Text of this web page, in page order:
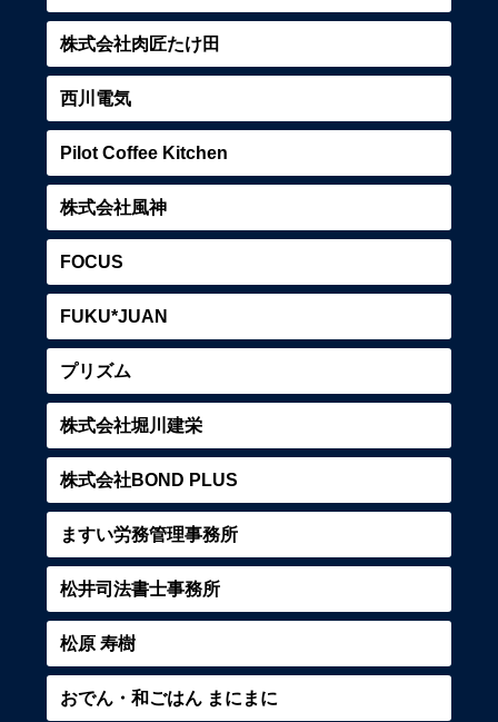
株式会社肉匠たけ田
西川電気
Pilot Coffee Kitchen
株式会社風神
FOCUS
FUKU*JUAN
プリズム
株式会社堀川建栄
株式会社BOND PLUS
ますい労務管理事務所
松井司法書士事務所
松原 寿樹
おでん・和ごはん まにまに